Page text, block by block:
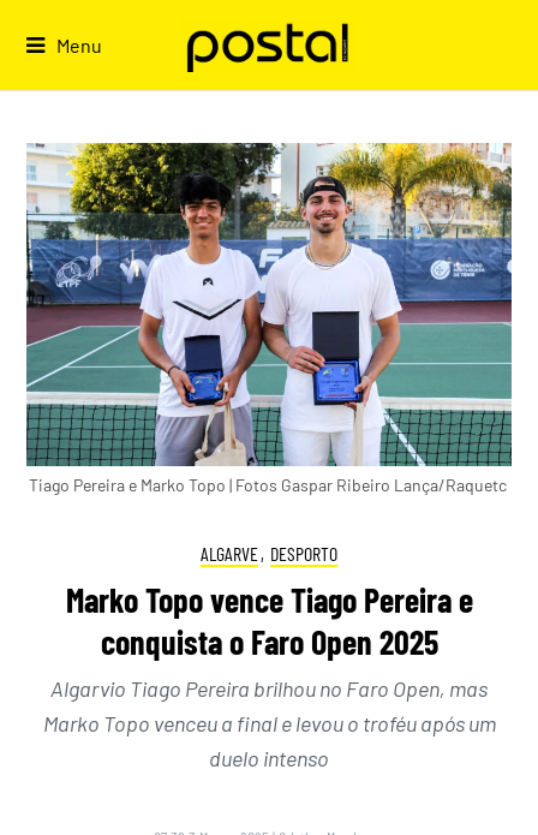
Menu
Tiago Pereira e Marko Topo | Fotos Gaspar Ribeiro Lança/Raquetc
ALGARVE, DESPORTO
Marko Topo vence Tiago Pereira e
conquista o Faro Open 2025
Algarvio Tiago Pereira brilhou no Faro Open, mas
Marko Topo venceu a final e levou o troféu após um
duelo intenso